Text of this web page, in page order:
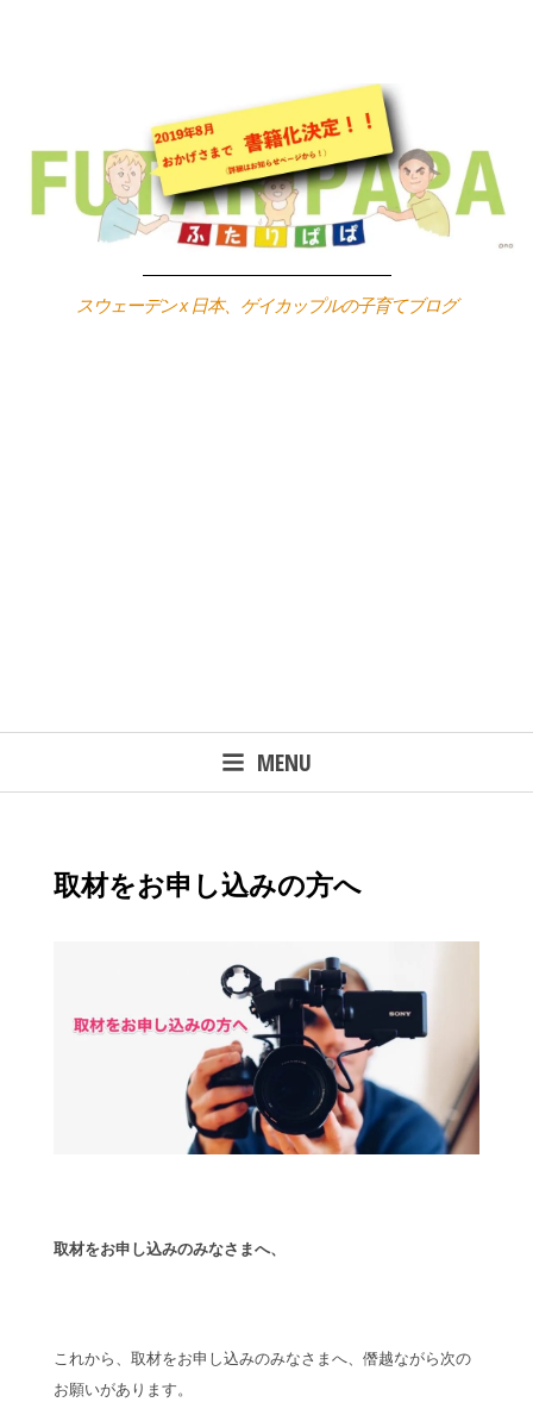
スウェーデン x 日本、ゲイカップルの子育てブログ
MENU
取材をお申し込みの方へ
取材をお申し込みのみなさまへ、
これから、取材をお申し込みのみなさまへ、僭越ながら次の
お願いがあります。